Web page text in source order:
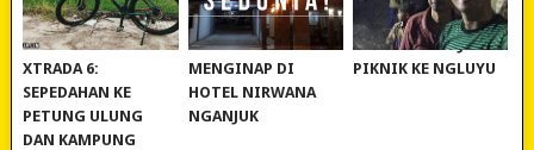
REVIEW POLYGON
XTRADA 6:
SEPEDAHAN KE
PETUNG ULUNG
DAN KAMPUNG
MURAH BANGET!
MENGINAP DI
HOTEL NIRWANA
NGANJUK
WISATA NGANJUK:
PIKNIK KE NGLUYU